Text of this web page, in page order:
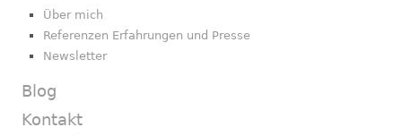
Über mich
Referenzen Erfahrungen und Presse
Newsletter
Blog
Kontakt